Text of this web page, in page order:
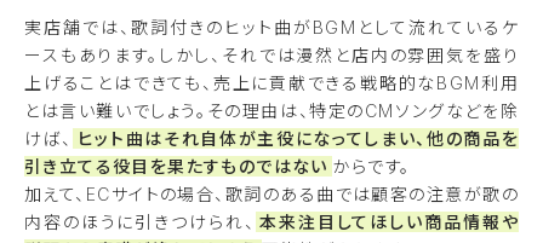
実店舗では、歌詞付きのヒット曲がBGMとして流れているケ
ースもあります。しかし、それでは漫然と店内の雰囲気を盛り
上げることはできても、売上に貢献できる戦略的なBGM利用
とは言い難いでしょう。その理由は、特定のCMソングなどを除
けば、
ヒット曲はそれ自体が主役になってしまい、他の商品を
引き立てる役目を果たすものではない からです。
加えて、ECサイトの場合、歌詞のある曲では顧客の注意が歌の
内容のほうに引きつけられ、 本来注目してほしい商品情報や